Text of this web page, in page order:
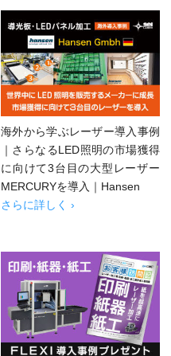
海外から学ぶレーザー導入事例
｜さらなるLED照明の市場獲得
に向けて3台目の大型レーザー
MERCURYを導入｜Hansen
さらに詳しく ›